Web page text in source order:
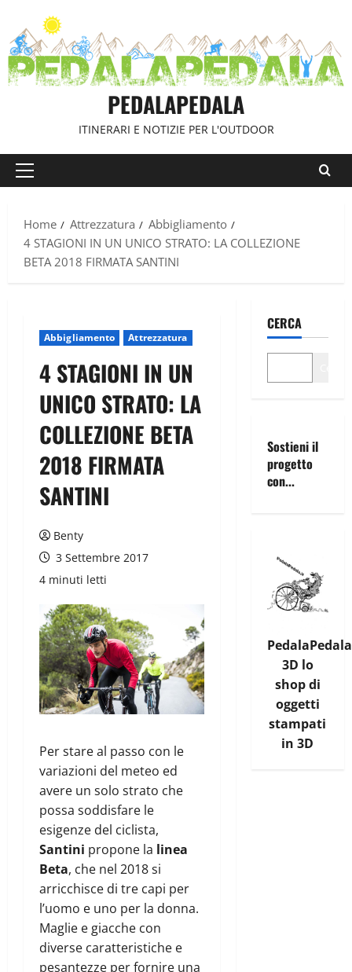
contenuto
PEDALAPEDALA
ITINERARI E NOTIZIE PER L'OUTDOOR
Menu
Home
Attrezzatura
Abbigliamento
4 STAGIONI IN UN UNICO STRATO: LA COLLEZIONE
BETA 2018 FIRMATA SANTINI
Abbigliamento Attrezzatura
4 STAGIONI IN UN
UNICO STRATO: LA
COLLEZIONE BETA
2018 FIRMATA
SANTINI
Benty
3 Settembre 2017
4 minuti letti
Per stare al passo con le
variazioni del meteo ed
avere un solo strato che
possa soddisfare le
esigenze del ciclista,
Santini propone la linea
Beta, che nel 2018 si
arricchisce di tre capi per
l’uomo e uno per la donna.
Maglie e giacche con
diverse caratteristiche e
pesantezze per fornire una
CERCA
Sostieni il
progetto
con...
PedalaPedala
3D lo
shop di
oggetti
stampati
in 3D